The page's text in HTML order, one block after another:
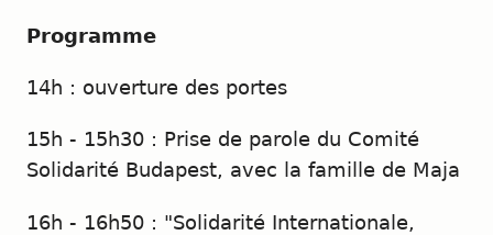
Programme
14h : ouverture des portes
15h - 15h30 : Prise de parole du Comité
Solidarité Budapest, avec la famille de Maja
16h - 16h50 : "Solidarité Internationale,